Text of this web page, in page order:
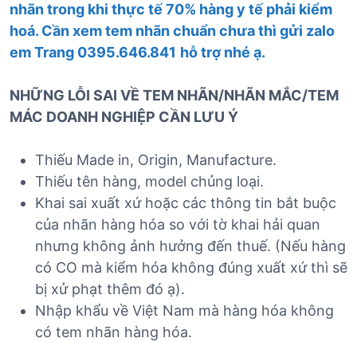
nhãn trong khi thực tế 70% hàng y tế phải kiểm
hoá. Cần xem tem nhãn chuẩn chưa thì gửi zalo
em Trang 0395.646.841 hỗ trợ nhé ạ.
NHỮNG LỖI SAI VỀ TEM NHÃN/NHÃN MẮC/TEM
MÁC DOANH NGHIỆP CẦN LƯU Ý
Thiếu Made in, Origin, Manufacture.
Thiếu tên hàng, model chủng loại.
Khai sai xuất xứ hoặc các thông tin bắt buộc
của nhãn hàng hóa so với tờ khai hải quan
nhưng không ảnh hưởng đến thuế. (Nếu hàng
có CO mà kiểm hóa không đúng xuất xứ thì sẽ
bị xử phạt thêm đó ạ).
Nhập khẩu về Việt Nam mà hàng hóa không
có tem nhãn hàng hóa.